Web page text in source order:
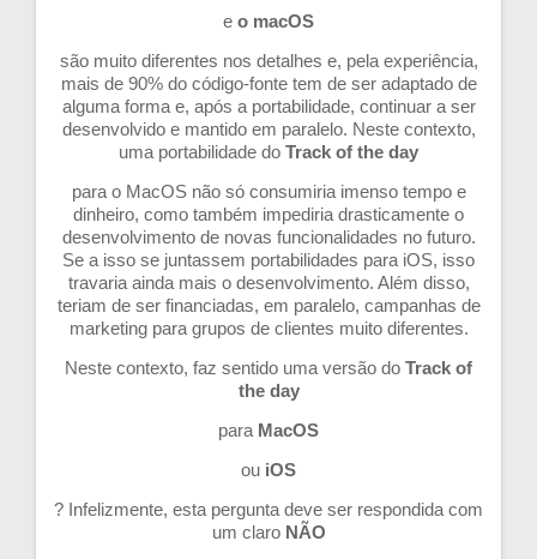
e o macOS
são muito diferentes nos detalhes e, pela experiência,
mais de 90% do código-fonte tem de ser adaptado de
alguma forma e, após a portabilidade, continuar a ser
desenvolvido e mantido em paralelo. Neste contexto,
uma portabilidade do Track of the day
para o MacOS não só consumiria imenso tempo e
dinheiro, como também impediria drasticamente o
desenvolvimento de novas funcionalidades no futuro.
Se a isso se juntassem portabilidades para iOS, isso
travaria ainda mais o desenvolvimento. Além disso,
teriam de ser financiadas, em paralelo, campanhas de
marketing para grupos de clientes muito diferentes.
Neste contexto, faz sentido uma versão do Track of
the day
para MacOS
ou iOS
? Infelizmente, esta pergunta deve ser respondida com
um claro NÃO